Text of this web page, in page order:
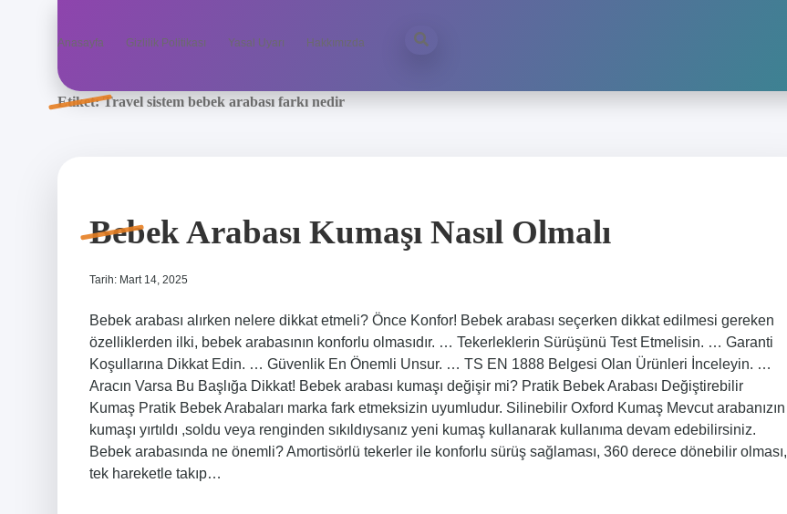
Anasayfa Gizlilik Politikası Yasal Uyarı Hakkımızda
Etiket:Travel sistem bebek arabası farkı nedir
Bebek Arabası Kumaşı Nasıl Olmalı
Tarih: Mart 14, 2025
Bebek arabası alırken nelere dikkat etmeli? Önce Konfor! Bebek arabası seçerken dikkat edilmesi gereken
özelliklerden ilki, bebek arabasının konforlu olmasıdır. … Tekerleklerin Sürüşünü Test Etmelisin. … Garanti
Koşullarına Dikkat Edin. … Güvenlik En Önemli Unsur. … TS EN 1888 Belgesi Olan Ürünleri İnceleyin. …
Aracın Varsa Bu Başlığa Dikkat! Bebek arabası kumaşı değişir mi? Pratik Bebek Arabası Değiştirebilir
Kumaş Pratik Bebek Arabaları marka fark etmeksizin uyumludur. Silinebilir Oxford Kumaş Mevcut arabanızın
kumaşı yırtıldı ,soldu veya renginden sıkıldıysanız yeni kumaş kullanarak kullanıma devam edebilirsiniz.
Bebek arabasında ne önemli? Amortisörlü tekerler ile konforlu sürüş sağlaması, 360 derece dönebilir olması,
tek hareketle takıp…